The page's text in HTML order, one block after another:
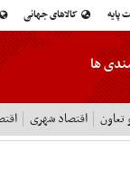
پایه کالاهای جهانی
ها
تعاون اقتصاد شهری